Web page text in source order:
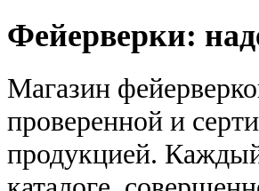
Фейерверки:
Магазин
проверенной и
продукцией.